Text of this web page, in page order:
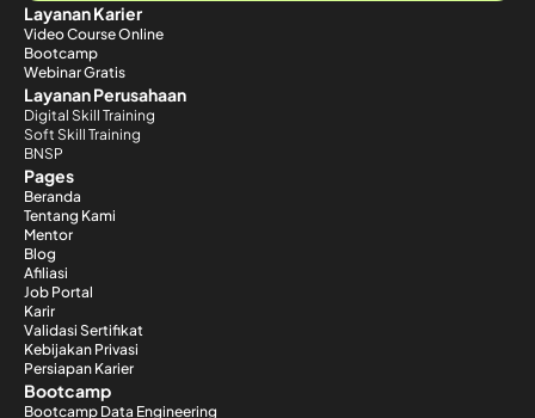
Layanan Karier
Video Course Online
Bootcamp
Webinar Gratis
Layanan Perusahaan
Digital Skill Training
Soft Skill Training
BNSP
Pages
Beranda
Tentang Kami
Mentor
Blog
Afiliasi
Job Portal
Karir
Validasi Sertifikat
Kebijakan Privasi
Persiapan Karier
Bootcamp
Bootcamp Data Engineering